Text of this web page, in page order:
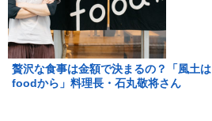
贅沢な食事は金額で決まるの？「風土は
foodから」料理長・石丸敬将さん